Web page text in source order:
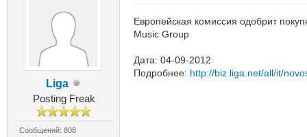
Liga
Posting Freak
Сообщений: 808
Европейская комиссия одобрит
Music Group
Дата: 04-09-2012
Подробнее: http://biz.liga.net/all/it/